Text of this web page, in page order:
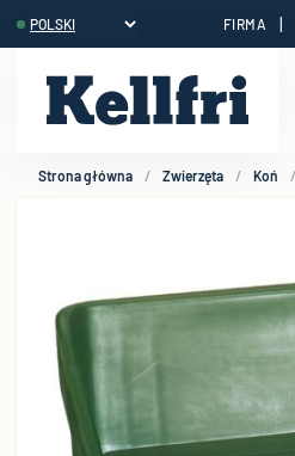
FIRMA |
Strona główna Zwierzęta Koń